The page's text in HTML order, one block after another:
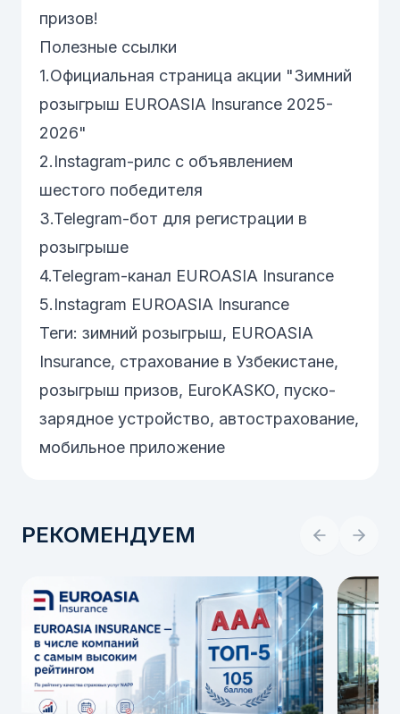
призов!
Полезные ссылки
1.Официальная страница акции "Зимний
розыгрыш EUROASIA Insurance 2025-
2026"
2.Instagram-рилс с объявлением
шестого победителя
3.Telegram-бот для регистрации в
розыгрыше
4.Telegram-канал EUROASIA Insurance
5.Instagram EUROASIA Insurance
Теги: зимний розыгрыш, EUROASIA
Insurance, страхование в Узбекистане,
розыгрыш призов, EuroKASKO, пуско-
зарядное устройство, автострахование,
мобильное приложение
РЕКОМЕНДУЕМ